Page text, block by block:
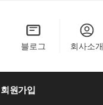
블로그 회사소개
회원가입